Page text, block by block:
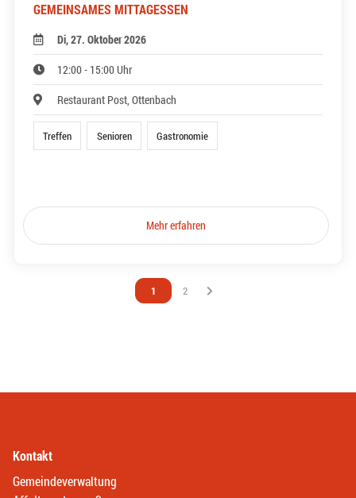
GEMEINSAMES MITTAGESSEN
Di, 27. Oktober 2026
12:00 - 15:00 Uhr
Restaurant Post, Ottenbach
Treffen Senioren Gastronomie
Mehr erfahren
Vous êtes sur la page
1 Vous êtes sur la page
2
Kontakt
Gemeindeverwaltung